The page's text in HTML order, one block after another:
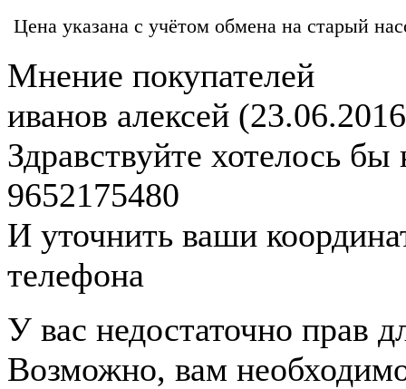
Цена указана с учётом обмена на старый
Мнение покупателей
иванов алексей
Здравствуйте хотелось
9652175480
И уточнить ваши
телефона
У вас недостаточно прав
Возможно, вам необходимо